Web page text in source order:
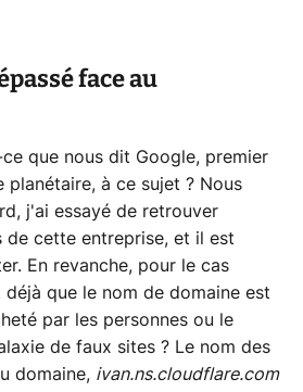
face au
que nous dit Google, premier
planétaire, à ce sujet ? Nous
j'ai essayé de retrouver
de cette entreprise, et il est
En revanche, pour le cas
déjà que le nom de domaine est
par les personnes ou le
de faux sites ? Le nom des
domaine, ivan.ns.cloudflare.com